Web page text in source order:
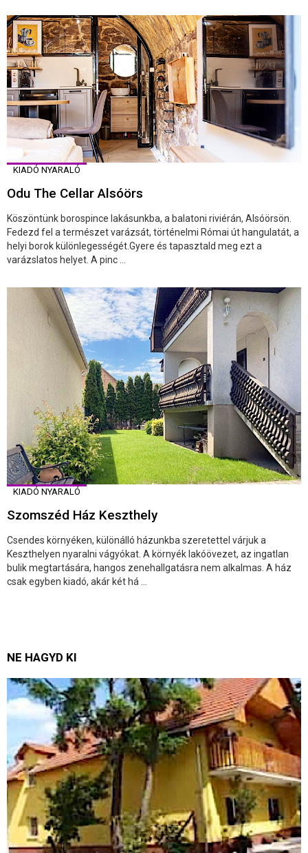
KIADÓ NYARALÓ
Odu The Cellar Alsóörs
Köszöntünk borospince lakásunkba, a balatoni riviérán, Alsóörsön.
Fedezd fel a természet varázsát, történelmi Római út hangulatát, a
helyi borok különlegességét.Gyere és tapasztald meg ezt a
varázslatos helyet. A pinc ...
KIADÓ NYARALÓ
Szomszéd Ház Keszthely
Csendes környéken, különálló házunkba szeretettel várjuk a
Keszthelyen nyaralni vágyókat. A környék lakóövezet, az ingatlan
bulik megtartására, hangos zenehallgatásra nem alkalmas. A ház
csak egyben kiadó, akár két há ...
NE HAGYD KI